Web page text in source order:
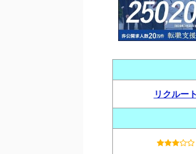
リクルート